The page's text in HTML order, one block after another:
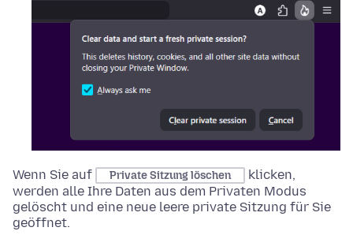
Wenn Sie auf Private Sitzung löschen
klicken,
werden alle Ihre Daten aus dem Privaten Modus
gelöscht und eine neue leere private Sitzung für Sie
geöffnet.